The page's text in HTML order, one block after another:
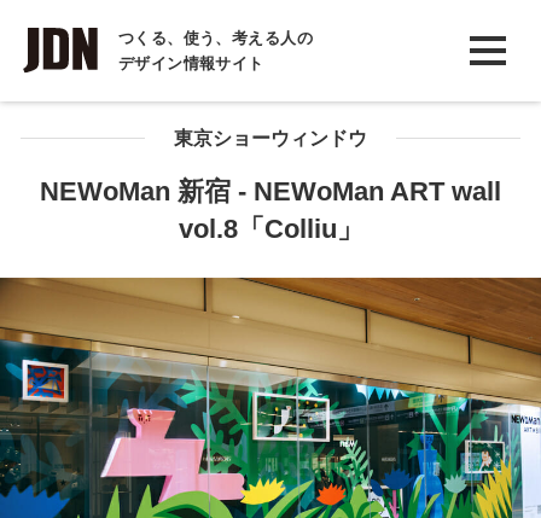
つくる、使う、考える人の
デザイン情報サイト
INTERVIEW
インタビュー
REPORT
COLUMN
東京ショーウィンドウ
NEWoMan 新宿 - NEWoMan ART wall
vol.8「Colliu」